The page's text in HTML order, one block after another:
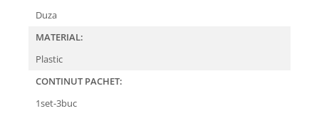
Duza
MATERIAL:
Plastic
CONTINUT PACHET:
1set-3buc